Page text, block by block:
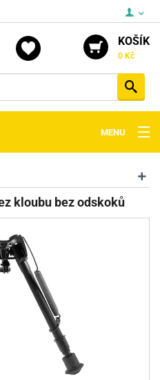
KOŠÍK
0 Kč
MENU
kloubu bez odskoků